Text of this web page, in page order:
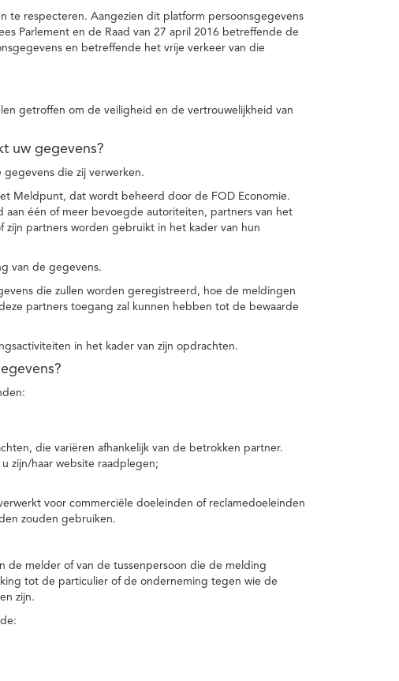
te respecteren. Aangezien dit platform persoonsgegevens
Parlement en de Raad van 27 april 2016 betreffende de
en betreffende het vrije verkeer van die
getroffen om de veiligheid en de vertrouwelijkheid van
uw gegevens?
die zij verwerken.
Meldpunt, dat wordt beheerd door de FOD Economie.
één of meer bevoegde autoriteiten, partners van het
partners worden gebruikt in het kader van hun
van de gegevens.
die zullen worden geregistreerd, hoe de meldingen
partners toegang zal kunnen hebben tot de bewaarde
in het kader van zijn opdrachten.
die variëren afhankelijk van de betrokken partner.
zijn/haar website raadplegen;
voor commerciële doeleinden of reclamedoeleinden
zouden gebruiken.
de melder of van de tussenpersoon die de melding
tot de particulier of de onderneming tegen wie de
zijn.